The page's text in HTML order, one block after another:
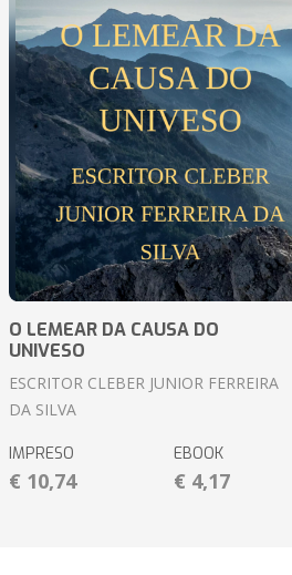
O LEMEAR DA CAUSA DO
UNIVESO
ESCRITOR CLEBER JUNIOR FERREIRA
DA SILVA
IMPRESO
€ 10,74
EBOOK
€ 4,17